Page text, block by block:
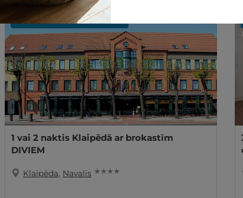
REZERVĀCIJAinternetā
1 vai 2 naktis Klaipēdā ar brokastīm
DIVIEM
Klaipēda, Navalis ★ ★ ★ ★